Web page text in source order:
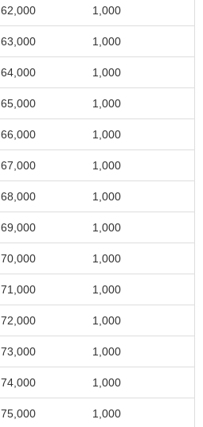
62,000 1,000
63,000 1,000
64,000 1,000
65,000 1,000
66,000 1,000
67,000 1,000
68,000 1,000
69,000 1,000
70,000 1,000
71,000 1,000
72,000 1,000
73,000 1,000
74,000 1,000
75,000 1,000